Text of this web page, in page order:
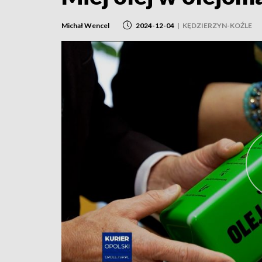
Michał Wencel 2024-12-04 | KĘDZIERZYN-KOŹLE